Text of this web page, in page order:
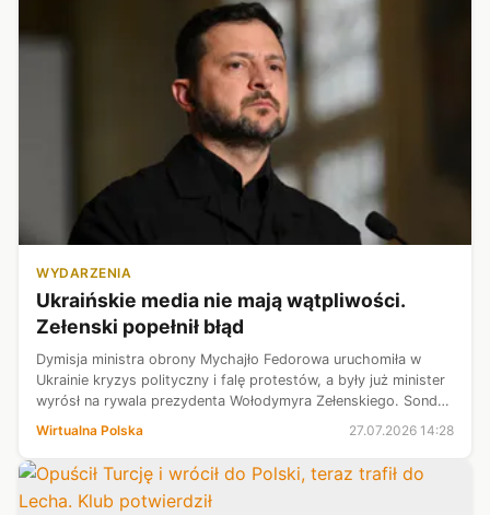
WYDARZENIA
Ukraińskie media nie mają wątpliwości.
Zełenski popełnił błąd
Dymisja ministra obrony Mychajło Fedorowa uruchomiła w
Ukrainie kryzys polityczny i falę protestów, a były już minister
wyrósł na rywala prezydenta Wołodymyra Zełenskiego. Sondaż
Rating Group pokazuje też gwałtowny skok zaufania do
Wirtualna Polska 27.07.2026 14:28